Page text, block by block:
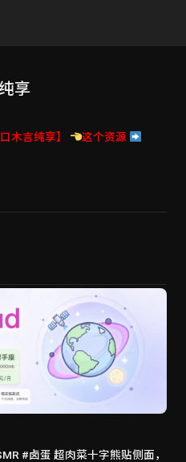
享
木言纯享】
这个资源
十字熊贴侧面，